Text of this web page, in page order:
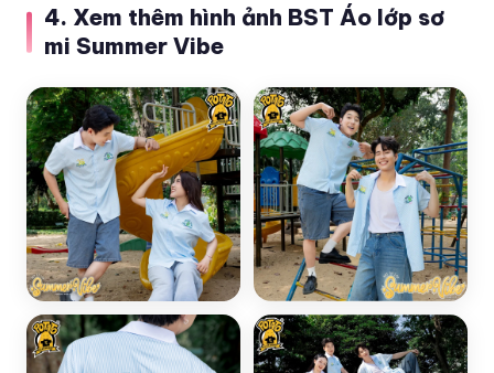
4. Xem thêm hình ảnh BST Áo lớp sơ
mi Summer Vibe